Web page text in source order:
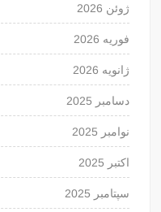
ژوئن 2026
فوریه 2026
ژانویه 2026
دسامبر 2025
نوامبر 2025
اکتبر 2025
سپتامبر 2025